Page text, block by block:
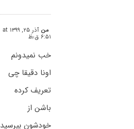
من آذر ۲۵, ۱۳۹۹ at
۶:۵۱ ق٫ظ
خب نمیدونم
اونا دقیقا چی
تعریف کرده
باشن از
خودشون بپرسید